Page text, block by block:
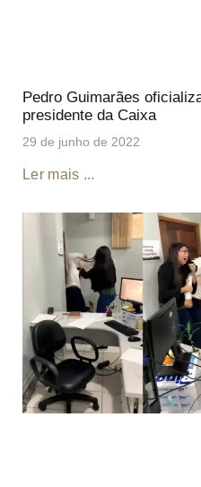
Pedro Guimarães
presidente da Caixa
29 de junho de 2022
Ler mais ...